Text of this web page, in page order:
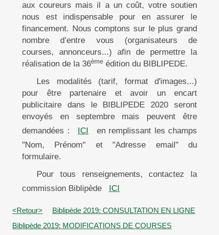
aux coureurs mais il a un coût, votre soutien
nous est indispensable pour en assurer le
financement. Nous comptons sur le plus grand
nombre d’entre vous (organisateurs de
courses, annonceurs...) afin de permettre la
réalisation de la 36ème édition du BIBLIPEDE.
Les modalités (tarif, format d'images...)
pour être partenaire et avoir un encart
publicitaire dans le BIBLIPEDE 2020 seront
envoyés en septembre mais peuvent être
demandées :
ICI
en remplissant les champs
"Nom, Prénom" et "Adresse email" du
formulaire.
Pour tous renseignements, contactez la
commission Biblipède
ICI
<Retour>
Biblipède 2019: CONSULTATION EN LIGNE
Biblipède 2019: MODIFICATIONS DE COURSES